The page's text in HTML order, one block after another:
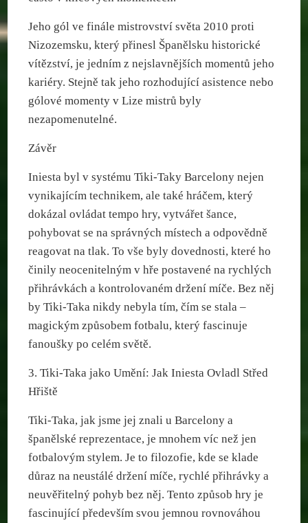
Jeho gól ve finále mistrovství světa 2010 proti
Nizozemsku, který přinesl Španělsku historické
vítězství, je jedním z nejslavnějších momentů jeho
kariéry. Stejně tak jeho rozhodující asistence nebo
gólové momenty v Lize mistrů byly
nezapomenutelné.
Závěr
Iniesta byl v systému Tiki-Taky Barcelony nejen
vynikajícím technikem, ale také hráčem, který
dokázal ovládat tempo hry, vytvářet šance,
pohybovat se na správných místech a odpovědně
reagovat na tlak. To vše byly dovednosti, které ho
činily neocenitelným v hře postavené na rychlých
přihrávkách a kontrolovaném držení míče. Bez něj
by Tiki-Taka nikdy nebyla tím, čím se stala –
magickým způsobem fotbalu, který fascinuje
fanoušky po celém světě.
3. Tiki-Taka jako Umění: Jak Iniesta Ovladl Střed
Hřiště
Tiki-Taka, jak jsme jej znali u Barcelony a
španělské reprezentace, je mnohem víc než jen
fotbalovým stylem. Je to filozofie, kde se klade
důraz na neustálé držení míče, rychlé přihrávky a
neuvěřitelný pohyb bez něj. Tento způsob hry je
fascinující především svou jemnou rovnováhou